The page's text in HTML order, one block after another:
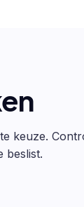
keuze.
beslist.